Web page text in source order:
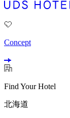
Concept
Find Your Hotel
北海道